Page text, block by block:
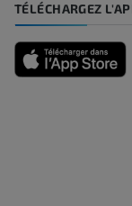
TÉLÉCHARGEZ